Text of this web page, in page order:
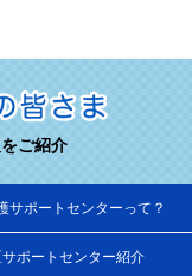
ご紹介
サポートセンターって？
ポートセンター紹介